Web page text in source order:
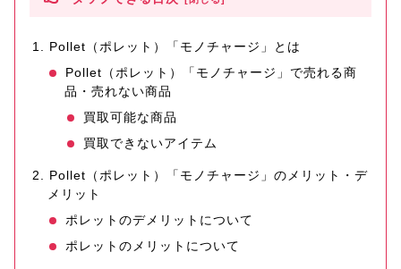
Pollet（ポレット）「モノチャージ」とは
Pollet（ポレット）「モノチャージ」で売れる商
品・売れない商品
買取可能な商品
買取できないアイテム
Pollet（ポレット）「モノチャージ」のメリット・デ
メリット
ポレットのデメリットについて
ポレットのメリットについて